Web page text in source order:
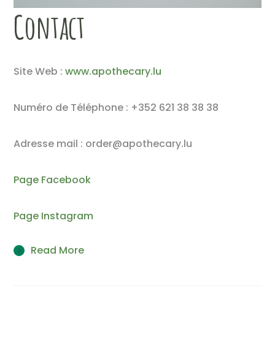
Contact
Site Web :www.apothecary.lu
Numéro de Téléphone : +352 621 38 38 38
Adresse mail : order@apothecary.lu
Page Facebook
Page Instagram
Read More